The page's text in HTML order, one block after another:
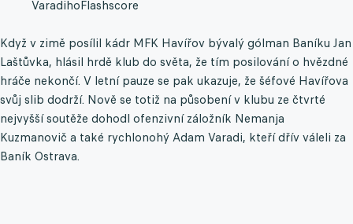
VaradihoFlashscore
Když v zimě posílil kádr MFK Havířov bývalý gólman Baníku Jan
Laštůvka, hlásil hrdě klub do světa, že tím posilování o hvězdné
hráče nekončí. V letní pauze se pak ukazuje, že šéfové Havířova
svůj slib dodrží. Nově se totiž na působení v klubu ze čtvrté
nejvyšší soutěže dohodl ofenzivní záložník Nemanja
Kuzmanovič a také rychlonohý Adam Varadi, kteří dřív váleli za
Baník Ostrava.